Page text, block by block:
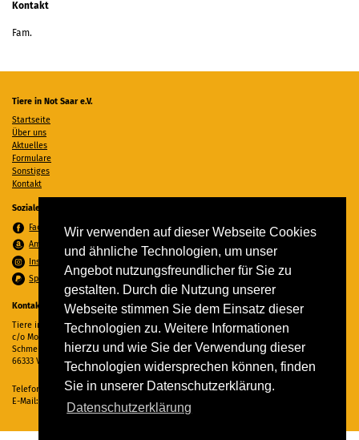
Wir verwenden auf dieser Webseite Cookies
und ähnliche Technologien, um unser
Angebot nutzungsfreundlicher für Sie zu
gestalten. Durch die Nutzung unserer
Webseite stimmen Sie dem Einsatz dieser
Technologien zu. Weitere Informationen
hierzu und wie Sie der Verwendung dieser
Technologien widersprechen können, finden
Sie in unserer Datenschutzerklärung.
Datenschutzerklärung
Kontakt
Fam.
Tiere in Not Saar e.V.
Startseite
Über uns
Aktuelles
Formulare
Sonstiges
Kontakt
Soziale Medien
Facebook
Amazon Wunschzettel
Instagram
Spenden per PayPal
Kontakt
Tiere in Not Saar e.V.
c/o Monika Ewen
Schmelzer Straße 22
66333 Völklingen
Telefon:
06898 294862
E-Mail:
info@tiere-in-not-saar.de